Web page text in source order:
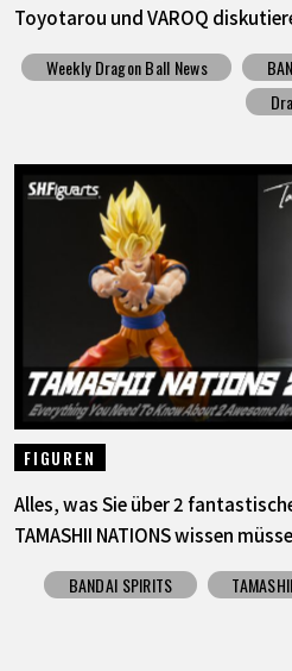
Toyotarou und VAROQ
Weekly Dragon Ball News
FIGUREN
Alles, was Sie über 2
TAMASHII NATIONS wissen
BANDAI SPIRITS